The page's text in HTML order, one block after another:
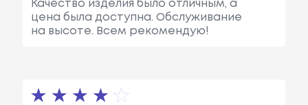
Качество изделия было отличным, а
цена была доступна. Обслуживание
на высоте. Всем рекомендую!